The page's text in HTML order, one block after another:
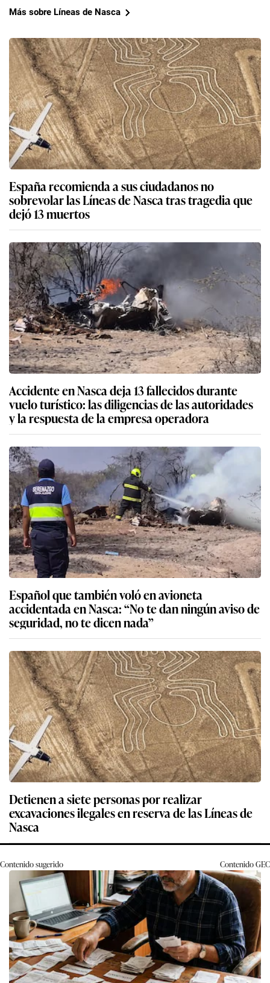
Más sobre Líneas de Nasca
España recomienda a sus ciudadanos no
sobrevolar las Líneas de Nasca tras tragedia que
dejó 13 muertos
Accidente en Nasca deja 13 fallecidos durante
vuelo turístico: las diligencias de las autoridades
y la respuesta de la empresa operadora
Español que también voló en avioneta
accidentada en Nasca: “No te dan ningún aviso de
seguridad, no te dicen nada”
Detienen a siete personas por realizar
excavaciones ilegales en reserva de las Líneas de
Nasca
Contenido sugerido ContenidoGEC